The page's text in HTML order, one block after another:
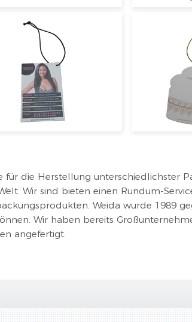
für die Herstellung unterschiedlichster
Wir sind bieten einen Rundum-
Weida wurde 1989
Wir haben bereits
angefertigt.